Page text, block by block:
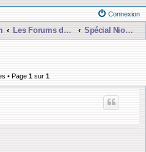
Connexion
Les Forums de Discussions
Spécial Nioubie Débutant
• Page 1 sur 1